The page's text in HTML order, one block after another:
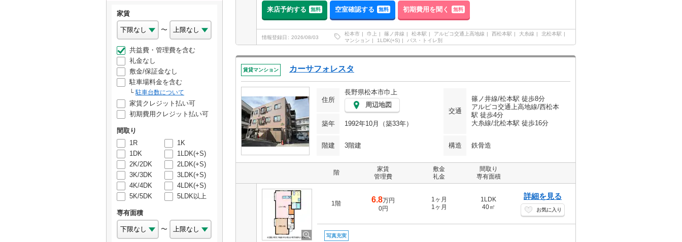
家賃
〜
共益費・管理費を含む
礼金なし
敷金/保証金なし
駐車場料金を含む
駐車台数について
家賃クレジット払い可
初期費用クレジット払い可
間取り
1R
1K
1DK
1LDK(+S)
2K/2DK
2LDK(+S)
3K/3DK
3LDK(+S)
4K/4DK
4LDK(+S)
5K/5DK
5LDK以上
専有面積
〜
来店予約する 無料 空室確認する 無料 初期費用を聞く 無料
情報登録日 2026/08/03
松本市 巾上 篠ノ井線 松本駅 アルピコ交通上高地線 西松本駅 大糸線
北松本駅
マンション
1LDK(+S) バス・トイレ別
賃貸マンション カーサフォレスタ
住所
長野県松本市巾上
周辺地図
交通
篠ノ井線/松本駅 徒歩8分
アルピコ交通上高地線/西松本
駅 徒歩4分
大糸線/北松本駅 徒歩16分
築年 1992年10月（築33年）
階建 3階建 構造 鉄骨造
階
家賃
管理費
敷金
礼金
間取り
専有面積
1階 6.8万円
0円
1ヶ月
1ヶ月
1LDK
40㎡
詳細を見る
お気に入り
写真充実